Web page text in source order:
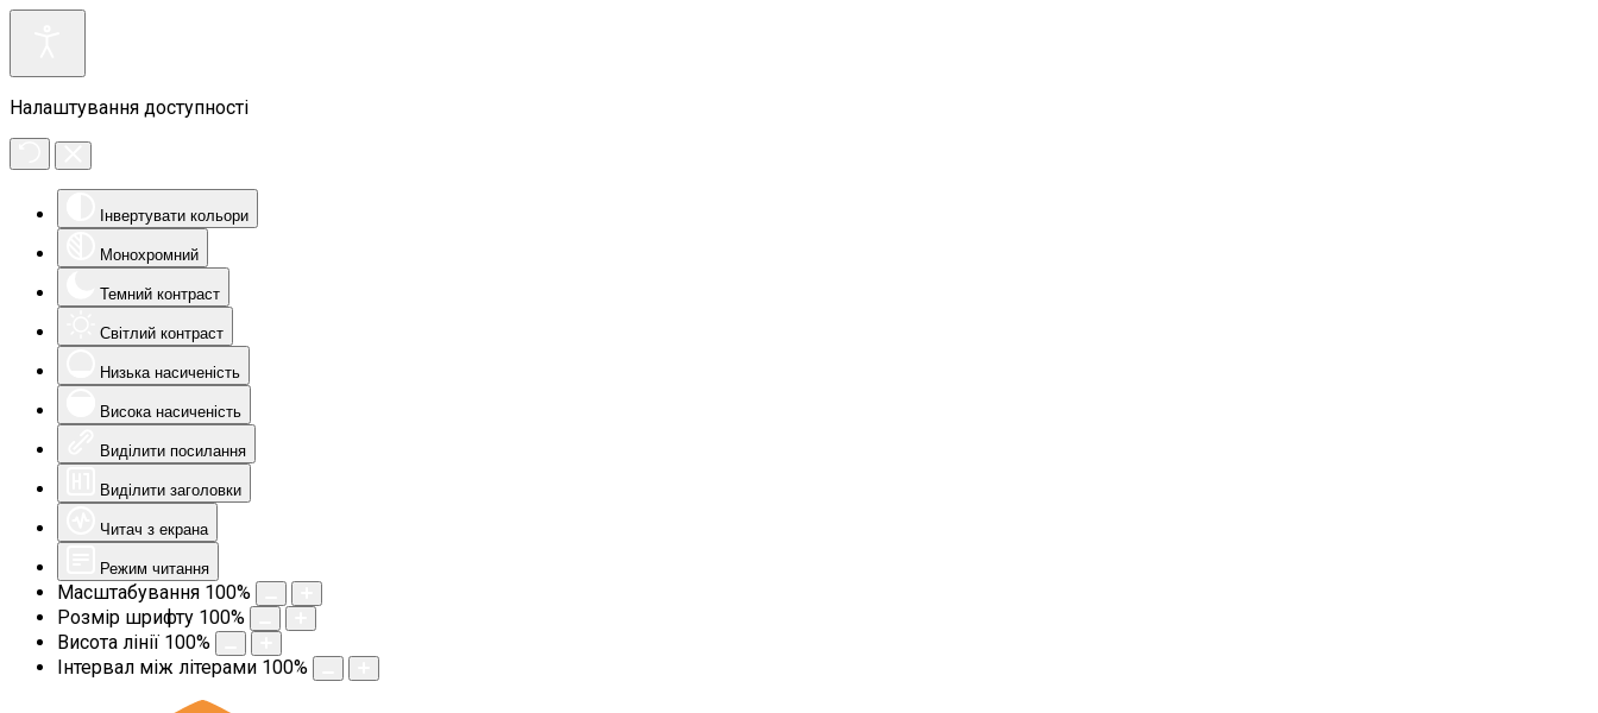
Налаштування доступності
Інвертувати кольори
Монохромний
Темний контраст
Світлий контраст
Низька насиченість
Висока насиченість
Виділити посилання
Виділити заголовки
Читач з екрана
Режим читання
Масштабування 100%
Розмір шрифту 100%
Висота лінії 100%
Інтервал між літерами 100%